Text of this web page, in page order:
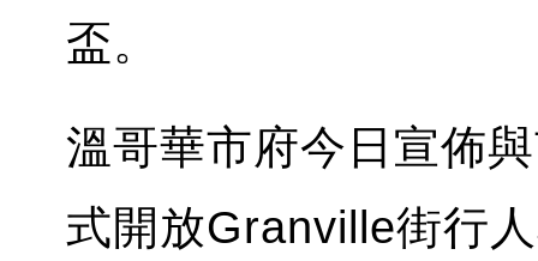
盃。
溫哥華市府今日宣佈
式開放Granville街行